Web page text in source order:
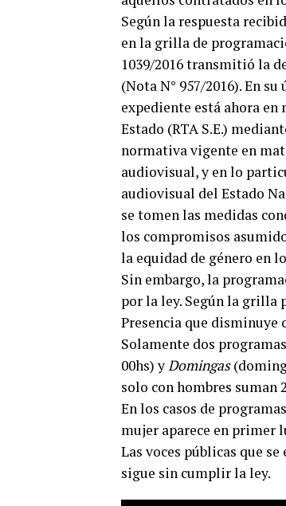
Según la respuesta
en la grilla de
1039/2016 transmitió la
(Nota N° 957/2016). En
expediente está ahora
Estado (RTA S.E.)
normativa vigente en
audiovisual, y en lo
audiovisual del Estado
se tomen las medidas
los compromisos
la equidad de género en
Sin embargo, la
por la ley. Según la grilla
Presencia que disminuye
Solamente dos
00hs) yDomingas
solo con hombres suman
En los casos de
mujer aparece en primer
Las voces públicas que
sigue sin cumplir la ley.